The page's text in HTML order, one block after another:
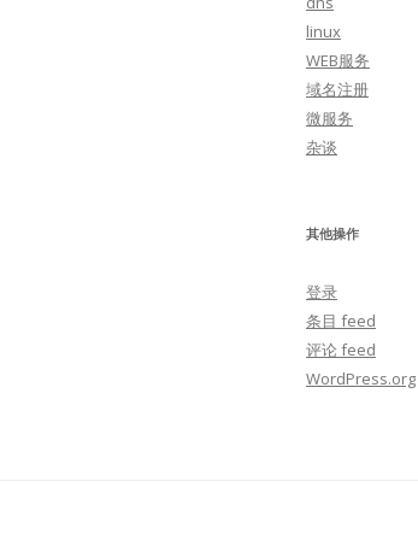
linux
WEB服务
域名注册
微服务
杂谈
其他操作
登录
条目 feed
评论 feed
WordPress.org